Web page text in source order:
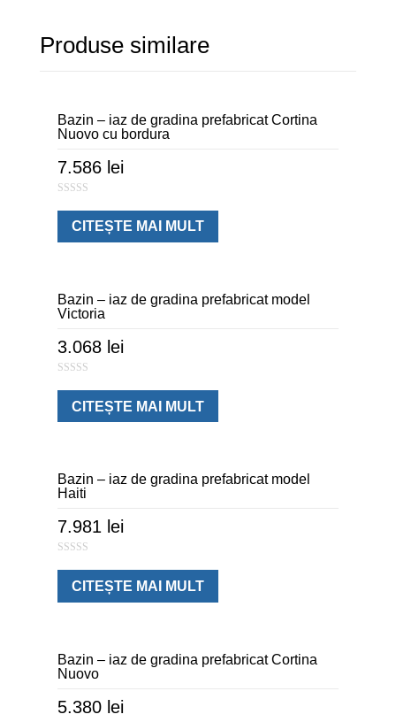
Produse similare
Bazin – iaz de gradina prefabricat Cortina
Nuovo cu bordura
7.586 lei
o
o
CITEȘTE MAI MULT
Bazin – iaz de gradina prefabricat model
Victoria
3.068 lei
o
o
CITEȘTE MAI MULT
Bazin – iaz de gradina prefabricat model
Haiti
7.981 lei
o
o
CITEȘTE MAI MULT
Bazin – iaz de gradina prefabricat Cortina
Nuovo
5.380 lei